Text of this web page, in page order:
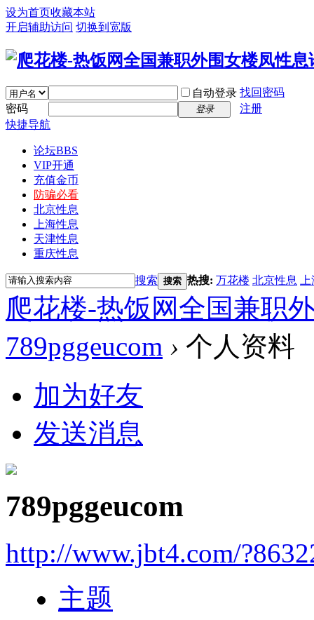
设为首页收藏本站
开启辅助访问 切换到宽版
自动登录 找回密码
密码
登录
注册
快捷导航
论坛BBS
VIP开通
充值金币
防骗必看
北京性息
上海性息
天津性息
重庆性息
搜索 搜索 热搜: 万花楼 北京性息
爬花楼-热饭网全国兼职
789pggeucom › 个人资料
加为好友
发送消息
789pggeucom
http://www.jbt4.com/
主题